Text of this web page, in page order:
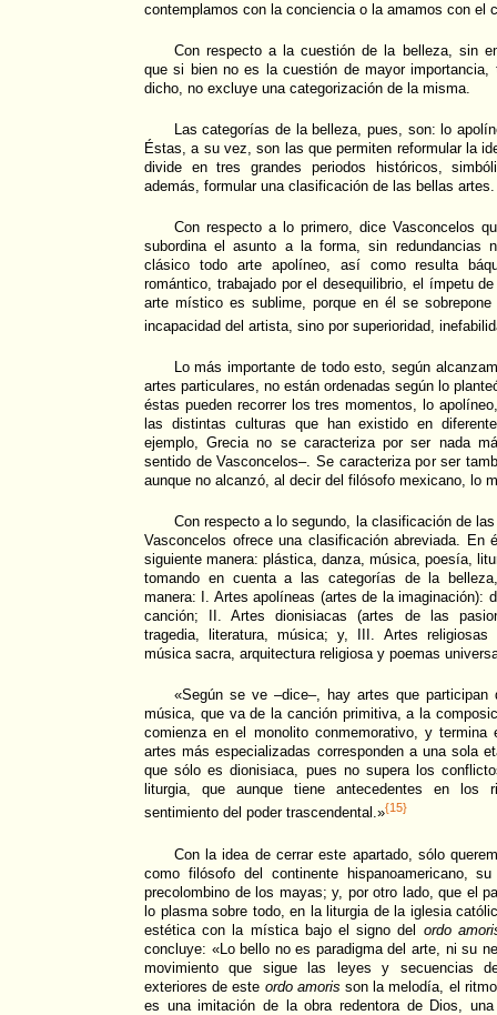
contemplamos con la conciencia o la amamos con el
Con respecto a la cuestión de la belleza, sin
que si bien no es la cuestión de mayor
dicho, no excluye una categorización de la misma.
Las categorías de la belleza, pues, son: lo
Éstas, a su vez, son las que permiten reformular la
divide en tres grandes periodos históricos,
además, formular una clasificación de las bellas artes.
Con respecto a lo primero, dice Vasconcelos
subordina el asunto a la forma, sin redundancias
clásico todo arte apolíneo, así como resulta
romántico, trabajado por el desequilibrio, el ímpetu
arte místico es sublime, porque en él se
incapacidad del artista, sino por superioridad,
Lo más importante de todo esto, según
artes particulares, no están ordenadas según lo
éstas pueden recorrer los tres momentos, lo
las distintas culturas que han existido en
ejemplo, Grecia no se caracteriza por ser nada
sentido de Vasconcelos–. Se caracteriza por ser
aunque no alcanzó, al decir del filósofo mexicano, lo
Con respecto a lo segundo, la clasificación de
Vasconcelos ofrece una clasificación abreviada. En
siguiente manera: plástica, danza, música, poesía,
tomando en cuenta a las categorías de la
manera: I. Artes apolíneas (artes de la imaginación):
canción; II. Artes dionisiacas (artes de las
tragedia, literatura, música; y, III. Artes
música sacra, arquitectura religiosa y poemas
«Según se ve –dice–, hay artes que
música, que va de la canción primitiva, a la
comienza en el monolito conmemorativo, y termina
artes más especializadas corresponden a una sola
que sólo es dionisiaca, pues no supera los
liturgia, que aunque tiene antecedentes en los
sentimiento del poder trascendental.»{15}
Con la idea de cerrar este apartado, sólo
como filósofo del continente hispanoamericano,
precolombino de los mayas; y, por otro lado, que el
lo plasma sobre todo, en la liturgia de la iglesia
estética con la mística bajo el signo del ordo
concluye: «Lo bello no es paradigma del arte, ni su
movimiento que sigue las leyes y secuencias
exteriores de este ordo amoris son la melodía, el
es una imitación de la obra redentora de Dios,